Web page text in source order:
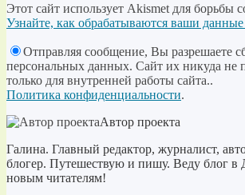
Этот сайт использует Akismet для борьбы
Узнайте, как обрабатываются ваши
Отправляя сообщение, Вы разрешаете
персональных данных. Сайт их никуда не
только для внутренней работы сайта..
Политика конфиденциальности.
Автор проекта
Галина. Главный редактор, журналист,
блогер. Путешествую и пишу. Веду блог в
новым читателям!